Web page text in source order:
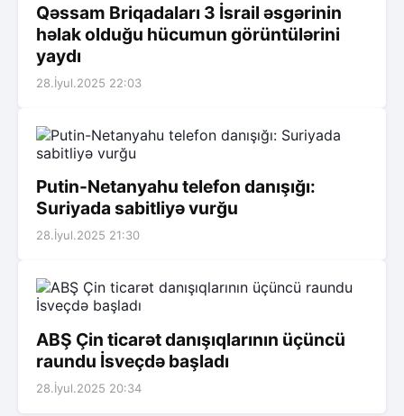
Qəssam Briqadaları 3 İsrail əsgərinin
həlak olduğu hücumun görüntülərini
yaydı
28.İyul.2025 22:03
Putin-Netanyahu telefon danışığı:
Suriyada sabitliyə vurğu
28.İyul.2025 21:30
ABŞ Çin ticarət danışıqlarının üçüncü
raundu İsveçdə başladı
28.İyul.2025 20:34